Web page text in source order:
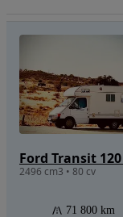
Ford Transit 120
2496 cm3 • 80 cv
71 800 km